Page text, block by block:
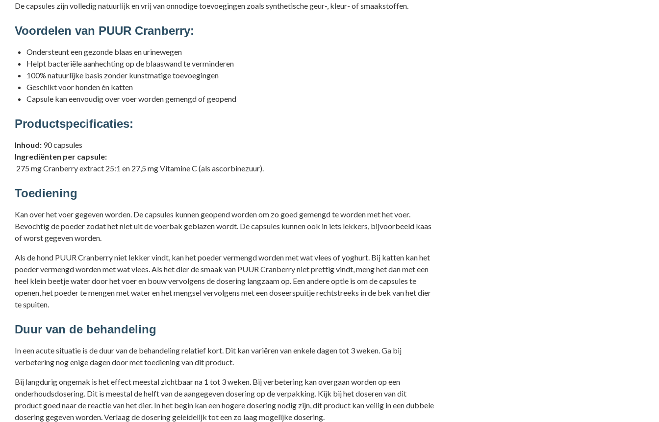
De capsules zijn volledig natuurlijk en vrij van onnodige toevoegingen zoals synthetische geur-, kleur- of smaakstoffen.
Voordelen van PUUR Cranberry:
Ondersteunt een gezonde blaas en urinewegen
Helpt bacteriële aanhechting op de blaaswand te verminderen
100% natuurlijke basis zonder kunstmatige toevoegingen
Geschikt voor honden én katten
Capsule kan eenvoudig over voer worden gemengd of geopend
Productspecificaties:
Inhoud: 90 capsules
Ingrediënten per capsule:
275 mg Cranberry extract 25:1 en 27,5 mg Vitamine C (als ascorbinezuur).
Toediening
Kan over het voer gegeven worden. De capsules kunnen geopend worden om zo goed gemengd te worden met het voer.
Bevochtig de poeder zodat het niet uit de voerbak geblazen wordt. De capsules kunnen ook in iets lekkers, bijvoorbeeld kaas
of worst gegeven worden.
Als de hond PUUR Cranberry niet lekker vindt, kan het poeder vermengd worden met wat vlees of yoghurt. Bij katten kan het
poeder vermengd worden met wat vlees. Als het dier de smaak van PUUR Cranberry niet prettig vindt, meng het dan met een
heel klein beetje water door het voer en bouw vervolgens de dosering langzaam op. Een andere optie is om de capsules te
openen, het poeder te mengen met water en het mengsel vervolgens met een doseerspuitje rechtstreeks in de bek van het dier
te spuiten.
Duur van de behandeling
In een acute situatie is de duur van de behandeling relatief kort. Dit kan variëren van enkele dagen tot 3 weken. Ga bij
verbetering nog enige dagen door met toediening van dit product.
Bij langdurig ongemak is het effect meestal zichtbaar na 1 tot 3 weken. Bij verbetering kan overgaan worden op een
onderhoudsdosering. Dit is meestal de helft van de aangegeven dosering op de verpakking. Kijk bij het doseren van dit
product goed naar de reactie van het dier. In het begin kan een hogere dosering nodig zijn, dit product kan veilig in een dubbele
dosering gegeven worden. Verlaag de dosering geleidelijk tot een zo laag mogelijke dosering.